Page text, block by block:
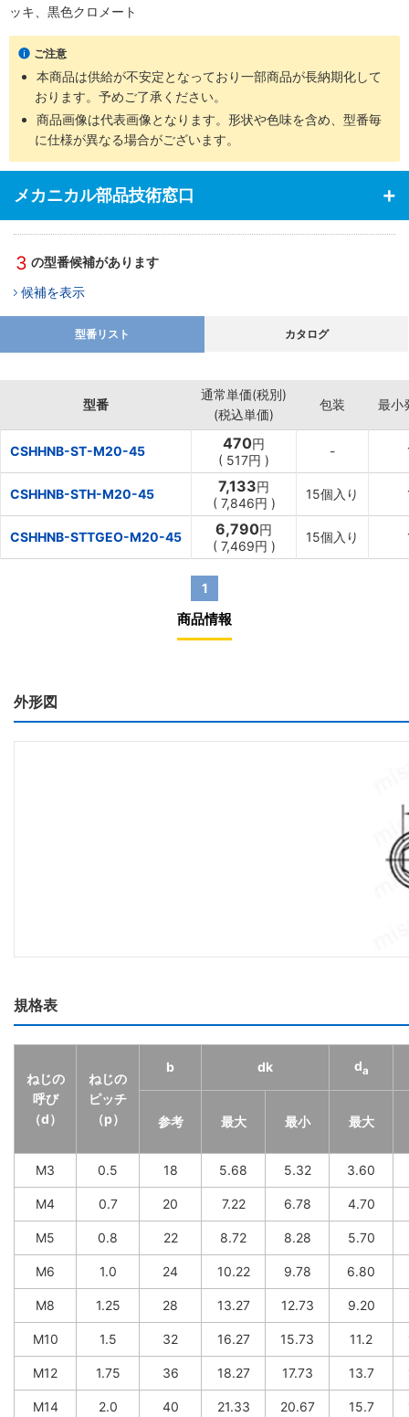
ッキ、黒色クロメート
ご注意
本商品は供給が不安定となっており一部商品が長納期化して
おります。予めご了承ください。
商品画像は代表画像となります。形状や色味を含め、型番毎
に仕様が異なる場合がございます。
メカニカル部品技術窓口
3 の型番候補があります
候補を表示
型番リスト カタログ
型番
通常単価(税別)
(税込単価)
包装 最小
CSHHNB-ST-M20-45 470円
( 517円 )
-
CSHHNB-STH-M20-45 7,133円
( 7,846円 )
15個入り
CSHHNB-STTGEO-M20-45 6,790円
( 7,469円 )
15個入り
1
商品情報
外形図
規格表
ねじの
呼び
（d）
ねじの
ピッチ
（p）
b dk da
参考 最大 最小 最大
M3 0.5 18 5.68 5.32 3.60
M4 0.7 20 7.22 6.78 4.70
M5 0.8 22 8.72 8.28 5.70
M6 1.0 24 10.22 9.78 6.80
M8 1.25 28 13.27 12.73 9.20
M10 1.5 32 16.27 15.73 11.2
M12 1.75 36 18.27 17.73 13.7
M14 2.0 40 21.33 20.67 15.7